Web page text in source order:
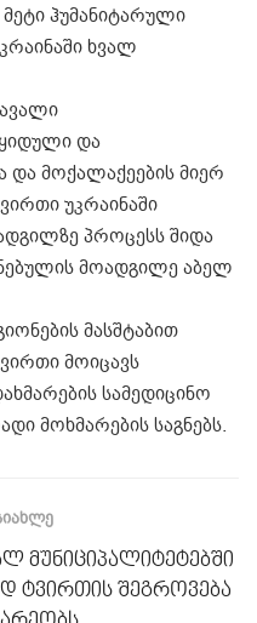
ჰუმანიტარული
ხვალ
და
და მოქალაქეების მიერ
უკრაინაში
პროცესს შიდა
მოადგილე აბელ
მასშტაბით
მოიცავს
სამედიცინო
მოხმარების საგნებს.
მუნიციპალიტეტებში
ტვირთის შეგროვება